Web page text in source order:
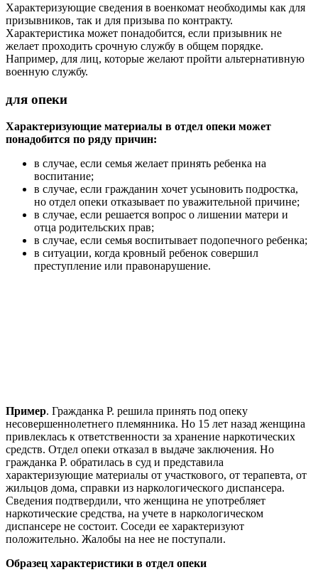
Характеризующие сведения в военкомат необходимы как для
призывников, так и для призыва по контракту.
Характеристика может понадобится, если призывник не
желает проходить срочную службу в общем порядке.
Например, для лиц, которые желают пройти альтернативную
военную службу.
для опеки
Характеризующие материалы в отдел опеки может
понадобится по ряду причин:
в случае, если семья желает принять ребенка на
воспитание;
в случае, если гражданин хочет усыновить подростка,
но отдел опеки отказывает по уважительной причине;
в случае, если решается вопрос о лишении матери и
отца родительских прав;
в случае, если семья воспитывает подопечного ребенка;
в ситуации, когда кровный ребенок совершил
преступление или правонарушение.
Пример. Гражданка Р. решила принять под опеку
несовершеннолетнего племянника. Но 15 лет назад женщина
привлеклась к ответственности за хранение наркотических
средств. Отдел опеки отказал в выдаче заключения. Но
гражданка Р. обратилась в суд и представила
характеризующие материалы от участкового, от терапевта, от
жильцов дома, справки из наркологического диспансера.
Сведения подтвердили, что женщина не употребляет
наркотические средства, на учете в наркологическом
диспансере не состоит. Соседи ее характеризуют
положительно. Жалобы на нее не поступали.
Образец характеристики в отдел опеки